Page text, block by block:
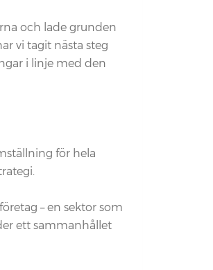
och lade grunden
vi tagit nästa steg
i linje med den
för hela
– en sektor som
ett sammanhållet